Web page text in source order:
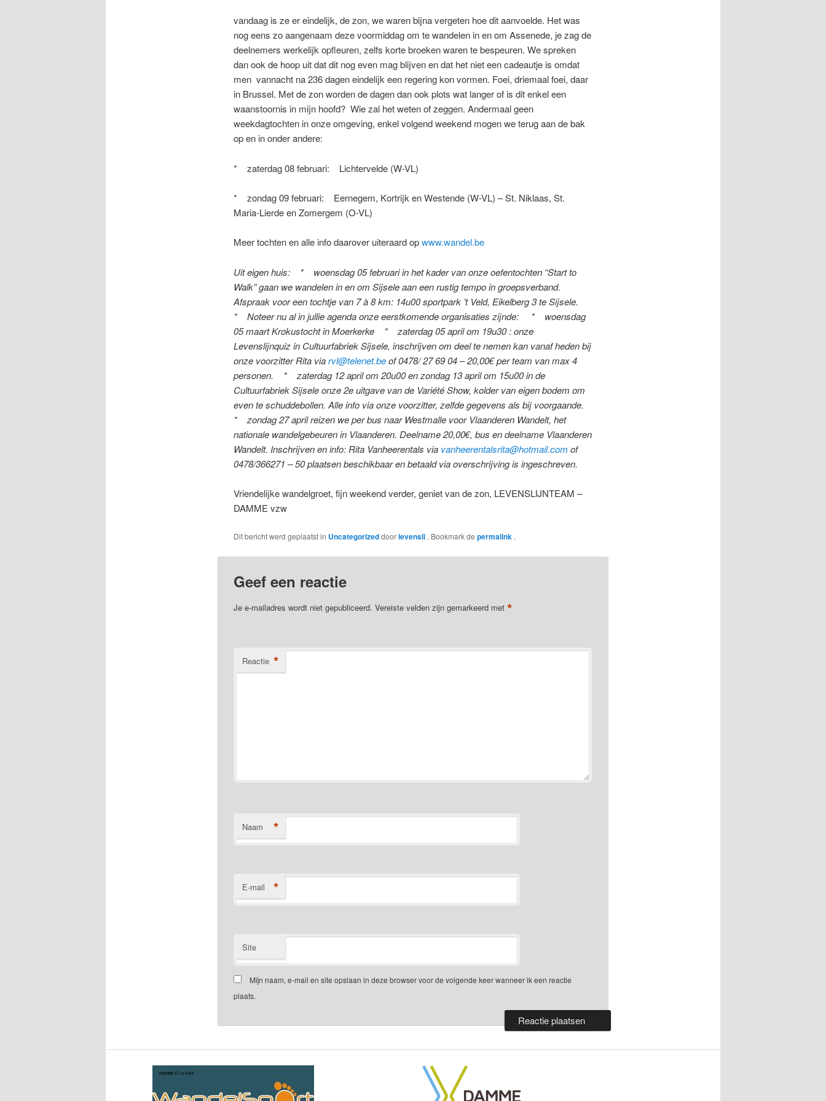
vandaag is ze er eindelijk, de zon, we waren bijna vergeten hoe dit aanvoelde. Het was
nog eens zo aangenaam deze voormiddag om te wandelen in en om Assenede, je zag de
deelnemers werkelijk opfleuren, zelfs korte broeken waren te bespeuren. We spreken
dan ook de hoop uit dat dit nog even mag blijven en dat het niet een cadeautje is omdat
men vannacht na 236 dagen eindelijk een regering kon vormen. Foei, driemaal foei, daar
in Brussel. Met de zon worden de dagen dan ook plots wat langer of is dit enkel een
waanstoornis in mijn hoofd? Wie zal het weten of zeggen. Andermaal geen
weekdagtochten in onze omgeving, enkel volgend weekend mogen we terug aan de bak
op en in onder andere:
* zaterdag 08 februari: Lichtervelde (W-VL)
* zondag 09 februari: Eernegem, Kortrijk en Westende (W-VL) – St. Niklaas, St.
Maria-Lierde en Zomergem (O-VL)
Meer tochten en alle info daarover uiteraard opwww.wandel.be
Uit eigen huis: * woensdag 05 februari in het kader van onze oefentochten “Start to
Walk” gaan we wandelen in en om Sijsele aan een rustig tempo in groepsverband.
Afspraak voor een tochtje van 7 à 8 km: 14u00 sportpark ’t Veld, Eikelberg 3 te Sijsele.
* Noteer nu al in jullie agenda onze eerstkomende organisaties zijnde: * woensdag
05 maart Krokustocht in Moerkerke * zaterdag 05 april om 19u30 : onze
Levenslijnquiz in Cultuurfabriek Sijsele, inschrijven om deel te nemen kan vanaf heden bij
onze voorzitter Rita viarvl@telenet.beof 0478/ 27 69 04 – 20,00€ per team van max 4
personen. * zaterdag 12 april om 20u00 en zondag 13 april om 15u00 in de
Cultuurfabriek Sijsele onze 2e uitgave van de Variété Show, kolder van eigen bodem om
even te schuddebollen. Alle info via onze voorzitter, zelfde gegevens als bij voorgaande.
* zondag 27 april reizen we per bus naar Westmalle voor Vlaanderen Wandelt, het
nationale wandelgebeuren in Vlaanderen. Deelname 20,00€, bus en deelname Vlaanderen
Wandelt. Inschrijven en info: Rita Vanheerentals via vanheerentalsrita@hotmail.com of
0478/366271 – 50 plaatsen beschikbaar en betaald via overschrijving is ingeschreven.
Vriendelijke wandelgroet, fijn weekend verder, geniet van de zon, LEVENSLIJNTEAM –
DAMME vzw
Dit bericht werd geplaatst in Uncategorizeddoorlevensli . Bookmark de permalink .
Geef een reactie
Je e-mailadres wordt niet gepubliceerd. Vereiste velden zijn gemarkeerd met *
Reactie *
Naam *
E-mail *
Site
Mijn naam, e-mail en site opslaan in deze browser voor de volgende keer wanneer ik een reactie
plaats.